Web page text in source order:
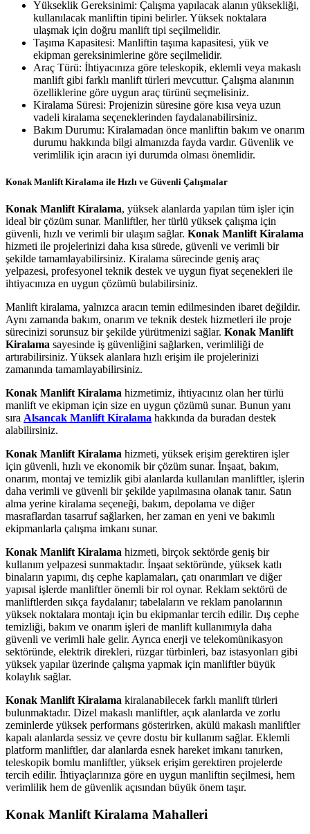
Yükseklik Gereksinimi: Çalışma yapılacak alanın yüksekliği,
kullanılacak manliftin tipini belirler. Yüksek noktalara
ulaşmak için doğru manlift tipi seçilmelidir.
Taşıma Kapasitesi: Manliftin taşıma kapasitesi, yük ve
ekipman gereksinimlerine göre seçilmelidir.
Araç Türü: İhtiyacınıza göre teleskopik, eklemli veya makaslı
manlift gibi farklı manlift türleri mevcuttur. Çalışma alanının
özelliklerine göre uygun araç türünü seçmelisiniz.
Kiralama Süresi: Projenizin süresine göre kısa veya uzun
vadeli kiralama seçeneklerinden faydalanabilirsiniz.
Bakım Durumu: Kiralamadan önce manliftin bakım ve onarım
durumu hakkında bilgi almanızda fayda vardır. Güvenlik ve
verimlilik için aracın iyi durumda olması önemlidir.
Konak Manlift Kiralama ile Hızlı ve Güvenli Çalışmalar
Konak Manlift Kiralama, yüksek alanlarda yapılan tüm işler için
ideal bir çözüm sunar. Manliftler, her türlü yüksek çalışma için
güvenli, hızlı ve verimli bir ulaşım sağlar. Konak Manlift Kiralama
hizmeti ile projelerinizi daha kısa sürede, güvenli ve verimli bir
şekilde tamamlayabilirsiniz. Kiralama sürecinde geniş araç
yelpazesi, profesyonel teknik destek ve uygun fiyat seçenekleri ile
ihtiyacınıza en uygun çözümü bulabilirsiniz.
Manlift kiralama, yalnızca aracın temin edilmesinden ibaret değildir.
Aynı zamanda bakım, onarım ve teknik destek hizmetleri ile proje
sürecinizi sorunsuz bir şekilde yürütmenizi sağlar. Konak Manlift
Kiralama sayesinde iş güvenliğini sağlarken, verimliliği de
artırabilirsiniz. Yüksek alanlara hızlı erişim ile projelerinizi
zamanında tamamlayabilirsiniz.
Konak Manlift Kiralama hizmetimiz, ihtiyacınız olan her türlü
manlift ve ekipman için size en uygun çözümü sunar. Bunun yanı
sıra Alsancak Manlift Kiralama hakkında da buradan destek
alabilirsiniz.
Konak Manlift Kiralama hizmeti, yüksek erişim gerektiren işler
için güvenli, hızlı ve ekonomik bir çözüm sunar. İnşaat, bakım,
onarım, montaj ve temizlik gibi alanlarda kullanılan manliftler, işlerin
daha verimli ve güvenli bir şekilde yapılmasına olanak tanır. Satın
alma yerine kiralama seçeneği, bakım, depolama ve diğer
masraflardan tasarruf sağlarken, her zaman en yeni ve bakımlı
ekipmanlarla çalışma imkanı sunar.
Konak Manlift Kiralama hizmeti, birçok sektörde geniş bir
kullanım yelpazesi sunmaktadır. İnşaat sektöründe, yüksek katlı
binaların yapımı, dış cephe kaplamaları, çatı onarımları ve diğer
yapısal işlerde manliftler önemli bir rol oynar. Reklam sektörü de
manliftlerden sıkça faydalanır; tabelaların ve reklam panolarının
yüksek noktalara montajı için bu ekipmanlar tercih edilir. Dış cephe
temizliği, bakım ve onarım işleri de manlift kullanımıyla daha
güvenli ve verimli hale gelir. Ayrıca enerji ve telekomünikasyon
sektöründe, elektrik direkleri, rüzgar türbinleri, baz istasyonları gibi
yüksek yapılar üzerinde çalışma yapmak için manliftler büyük
kolaylık sağlar.
Konak Manlift Kiralama kiralanabilecek farklı manlift türleri
bulunmaktadır. Dizel makaslı manliftler, açık alanlarda ve zorlu
zeminlerde yüksek performans gösterirken, akülü makaslı manliftler
kapalı alanlarda sessiz ve çevre dostu bir kullanım sağlar. Eklemli
platform manliftler, dar alanlarda esnek hareket imkanı tanırken,
teleskopik bomlu manliftler, yüksek erişim gerektiren projelerde
tercih edilir. İhtiyaçlarınıza göre en uygun manliftin seçilmesi, hem
verimlilik hem de güvenlik açısından büyük önem taşır.
Konak Manlift Kiralama Mahalleri